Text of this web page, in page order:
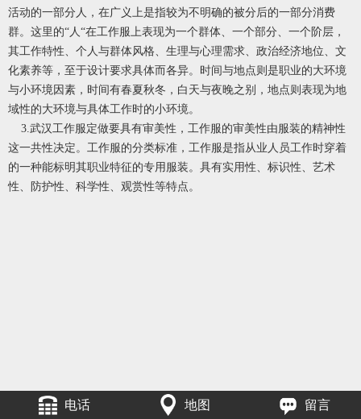
活动的一部分人，在广义上是指较为不明确的被分后的一部分消费
群。这里的“人“在工作服上表现为一个群体、一个部分、一个阶层，
其工作特性、个人与群体风格、生理与心理需求、政治经济地位、文
化素养等，至于设计要求具体而各异。时间与地点则是职业的大环境
与小环境因素，时间有春夏秋冬，白天与夜晚之别，地点则表现为地
域性的大环境与具体工作时的小环境。
3.武汉工作服定做要具有审美性，工作服的审美性由服装的精神性
这一共性决定。工作服的分类标准，工作服是指从业人员工作时穿着
的一种能标明其职业特征的专用服装。具有实用性、标识性、艺术
性、防护性、科学性、观赏性等特点。
电话 地图 留言